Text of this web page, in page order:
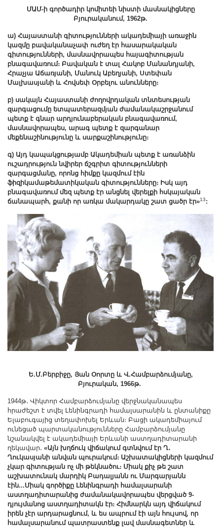
ՄԱՄ-ի գործադիր կոմիտեի նիստի մասնակիցները
Բյուրականում, 1962թ.
ա) Հայաստանի գիտությունների ակադեմիայի առաջին
կազմը բավականաչափ ուժեղ էր հասարակական
գիտությունների, մասնավորապես հայագիտության
բնագավառում։ Բավական է տալ Հակոբ Մանանդյանի,
Հրաչյա Աճառյանի, Մանուկ Աբեղյանի, Ստեփան
Մալխասյանի և Հովսեփ Օրբելու անունները։
բ) սակայն Հայաստանի ժողովրդական տնտեսության
զարգացումը ետպատերազմյան ժամանակաշրջանում
պետք է գնար արդյունաբերական բնագավառում,
մասնավորապես, արագ պետք է զարգանար
մեքենաշինությունը և սարքաշինությունը։
գ) Այդ կապակցությամբ Ակադեմիան պետք է առանձին
ուշադրություն նվիրեր ճշգրիտ գիտությունների
զարգացմանը, որոնց հիմքը կազմում էին
ֆիզիկամաթեմատիկական գիտությունները։ Իսկ այդ
բնագավառում մեզ պետք էր անցնել վերելքի հսկայական
ճանապարհ, քանի որ առկա մակարդակը շատ ցածր էր»13:
Ե.Մ.Բերբիջը, Յան Օորտը և Վ.Համբարձումյանը,
Բյուրական, 1966թ.
1944թ․ Վիկտոր Համբարձումյանը վերջնականապես
հրաժեշտ է տվել Լենինգրադի համալսարանին և ընտանիքը
Ելաբուգայից տեղափոխել Երևան։ Բացի ակադեմիայում
ունեցած պարտականությունները Համբարձումյանը
նշանակվել է ակադեմիայի Երևանի աստղադիտարանի
ղեկավար․ «Այն խղճուկ վիճակում գտնվում էր Ղ․
Ղուկասյանի անվան պուրակում։ Աշխատակիցների կազմում
չկար գիտության ոչ մի թեկնածու։ Միակ քիչ թե շատ
աշխատունակ մարդիկ Բադալյանն ու Մարգարյանն
էին...Միակ գործիքը Լենինգրադի համալսարանի
աստղադիտարանից ժամանակավորապես վերցված 9-
դյույմանոց աստղադիտակն էր։ Հիմնարկն այդ վիճակում
իրեն չէր արդարացնում, և ես ապրում էի այն հույսով, որ
համալսարանում պատրաստենք լավ մասնագետներ և